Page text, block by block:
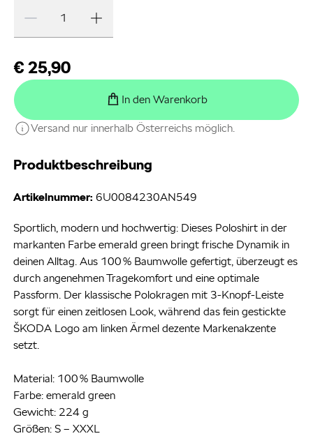
Produktbeschreibung
Artikelnummer: 6U0084230AN549
Sportlich, modern und hochwertig: Dieses Poloshirt in der
markanten Farbe emerald green bringt frische Dynamik in
deinen Alltag. Aus 100 % Baumwolle gefertigt, überzeugt es
durch angenehmen Tragekomfort und eine optimale
Passform. Der klassische Polokragen mit 3-Knopf-Leiste
sorgt für einen zeitlosen Look, während das fein gestickte
ŠKODA Logo am linken Ärmel dezente Markenakzente
setzt.
Material: 100 % Baumwolle
Farbe: emerald green
Gewicht: 224 g
Größen: S – XXXL
€ 25,90
In den Warenkorb
Versand nur innerhalb Österreichs möglich.